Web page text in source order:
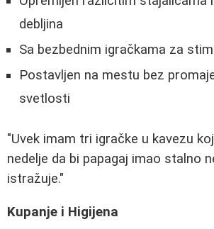
debljina
Sa bezbednim igračkama za
Postavljen na mestu bez
svetlosti
"Uvek imam tri igračke u kavezu
nedelje da bi papagaj imao stalno
istražuje."
Kupanje i Higijena